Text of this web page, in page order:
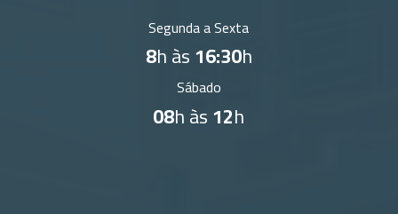
Segunda a Sexta
8h às16:30h
Sábado
08h às12h